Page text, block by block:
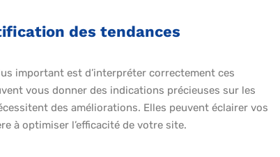
des tendances
important est d’interpréter correctement ces
vous donner des indications précieuses sur les
des améliorations. Elles peuvent éclairer vos
à optimiser l’efficacité de votre site.